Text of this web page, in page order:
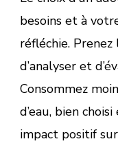
besoins et à
réfléchie.
d’analyser et
Consommez
d’eau, bien
impact positif